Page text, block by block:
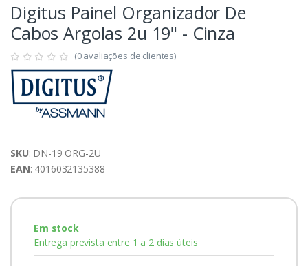
Digitus Painel Organizador De
Cabos Argolas 2u 19" - Cinza
(0 avaliações de clientes)
SKU: DN-19 ORG-2U
EAN: 4016032135388
Em stock
Entrega prevista entre 1 a 2 dias úteis